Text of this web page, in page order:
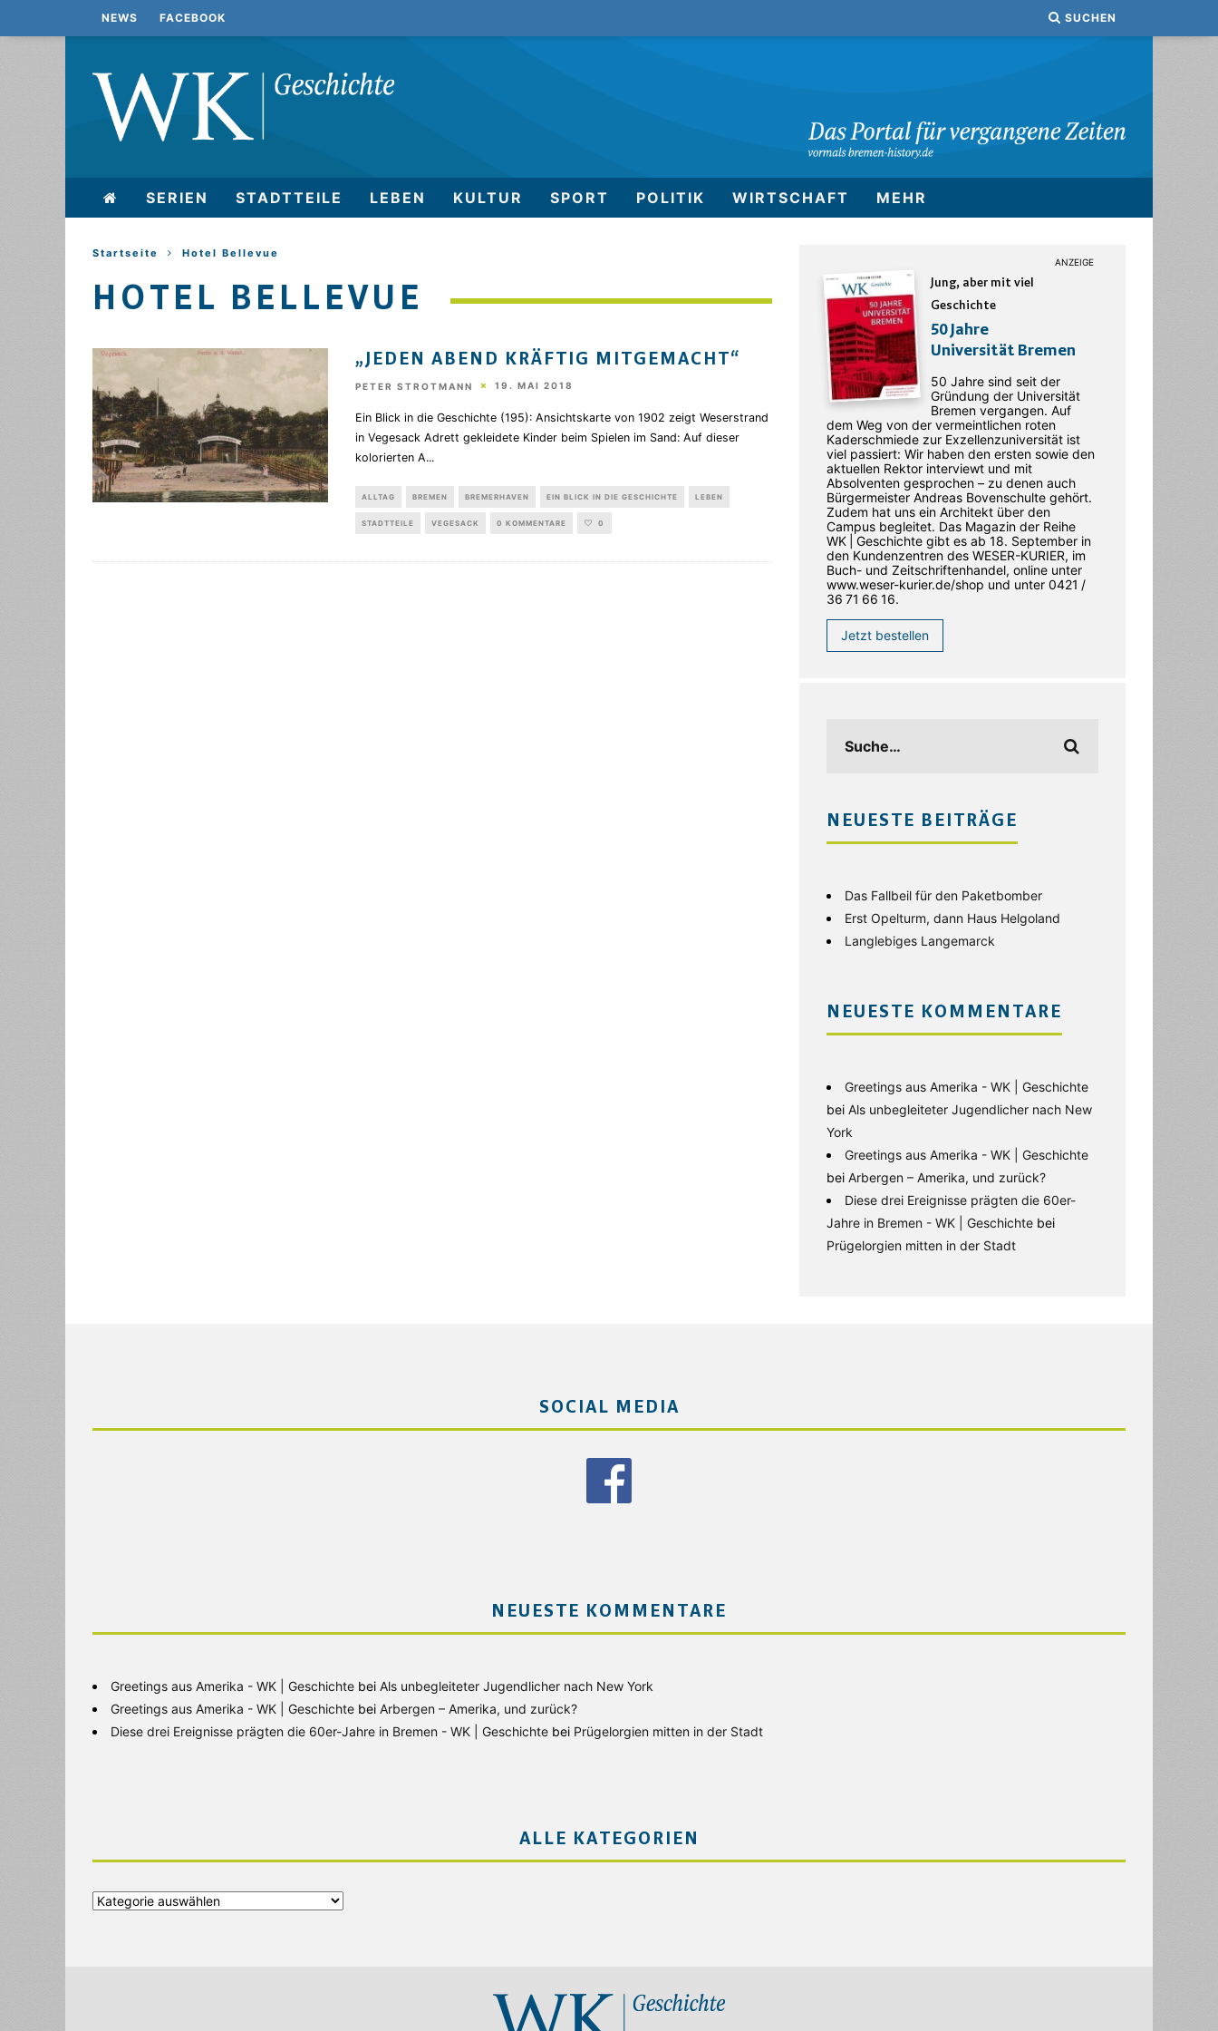
NEWS FACEBOOK SUCHEN
SERIEN STADTTEILE LEBEN KULTUR SPORT POLITIK WIRTSCHAFT MEHR
Startseite Hotel Bellevue
HOTEL BELLEVUE
„JEDEN ABEND KRÄFTIG MITGEMACHT“
PETER STROTMANN 19. MAI 2018
Ein Blick in die Geschichte (195): Ansichtskarte von 1902 zeigt Weserstrand
in Vegesack Adrett gekleidete Kinder beim Spielen im Sand: Auf dieser
kolorierten A...
ALLTAG BREMEN BREMERHAVEN EIN BLICK IN DIE GESCHICHTE LEBEN
STADTTEILE VEGESACK 0 KOMMENTARE 0
Jung, aber mit viel
Geschichte
50 Jahre
Universität Bremen
50 Jahre sind seit der
Gründung der Universität
Bremen vergangen. Auf
dem Weg von der vermeintlichen roten
Kaderschmiede zur Exzellenzuniversität ist
viel passiert: Wir haben den ersten sowie den
aktuellen Rektor interviewt und mit
Absolventen gesprochen – zu denen auch
Bürgermeister Andreas Bovenschulte gehört.
Zudem hat uns ein Architekt über den
Campus begleitet. Das Magazin der Reihe
WK | Geschichte gibt es ab 18. September in
den ­Kundenzentren des WESER-­KURIER, im
Buch- und Zeitschriftenhandel, online unter
www.weser-kurier.de/shop und unter 0421 /
36 71 66 16.
Jetzt bestellen
NEUESTE BEITRÄGE
Das Fallbeil für den Paketbomber
Erst Opelturm, dann Haus Helgoland
Langlebiges Langemarck
NEUESTE KOMMENTARE
Greetings aus Amerika - WK | Geschichte
bei Als unbegleiteter Jugendlicher nach New
York
Greetings aus Amerika - WK | Geschichte
bei Arbergen – Amerika, und zurück?
Diese drei Ereignisse prägten die 60er-
Jahre in Bremen - WK | Geschichte bei
Prügelorgien mitten in der Stadt
SOCIAL MEDIA
NEUESTE KOMMENTARE
Greetings aus Amerika - WK | Geschichte bei Als unbegleiteter Jugendlicher nach New York
Greetings aus Amerika - WK | Geschichte bei Arbergen – Amerika, und zurück?
Diese drei Ereignisse prägten die 60er-Jahre in Bremen - WK | Geschichte bei Prügelorgien mitten in der Stadt
ALLE KATEGORIEN
Alle